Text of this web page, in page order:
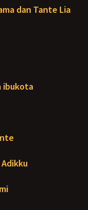
dan Tante Lia
ibukota